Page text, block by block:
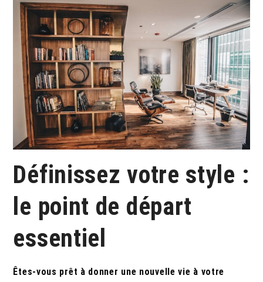
Définissez votre style :
le point de départ
essentiel
Êtes-vous prêt à donner une nouvelle vie à votre